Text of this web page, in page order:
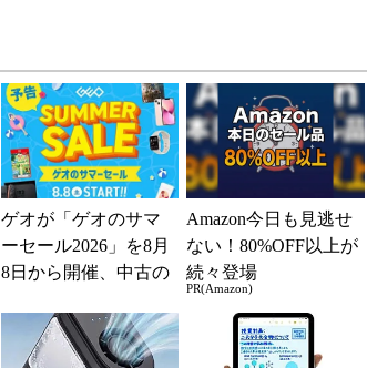
ゲオが「ゲオのサマ
ーセール2026」を8月
8日から開催、中古の
Amazon今日も見逃せ
ない！80%OFF以上が
続々登場
PR(Amazon)